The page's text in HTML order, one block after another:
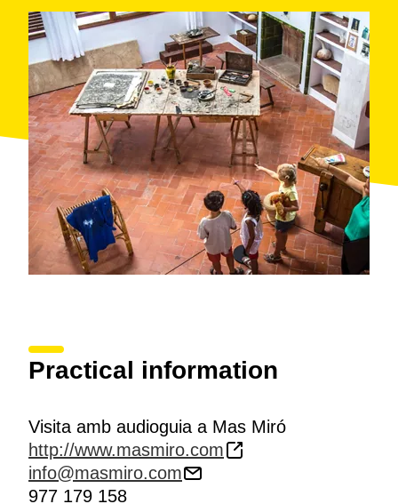
Practical information
Visita amb audioguia a Mas Miró
http://www.masmiro.com
info@masmiro.com
977 179 158